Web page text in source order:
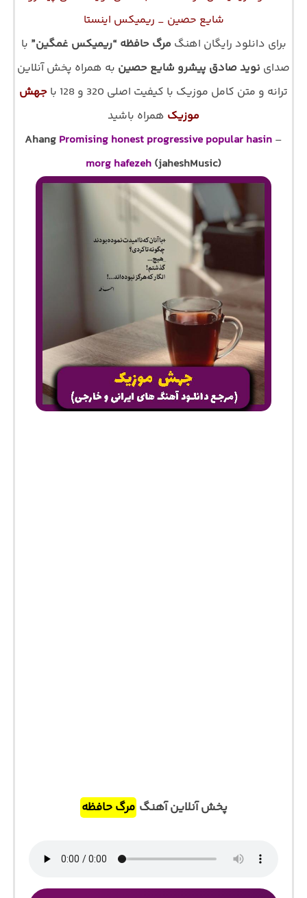
شایع حصین _ ریمیکس اینستا
برای دانلود رایگان اهنگمرگ حافظه “ریمیکس غمگین” با
صدای نوید صادق پیشرو شایع حصین به همراه پخش آنلاین
ترانه و متن کامل موزیک با کیفیت اصلی 320 و 128 با
جهش
موزیک همراه باشید
Ahang Promising honest progressive popular hasin –
morg hafezeh (jaheshMusic)
پخش آنلاین آهنگ مرگ حافظه